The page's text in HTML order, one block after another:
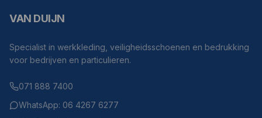
VAN DUIJN
Specialist in werkkleding, veiligheidsschoenen en bedrukking
voor bedrijven en particulieren.
071 888 7400
WhatsApp: 06 4267 6277